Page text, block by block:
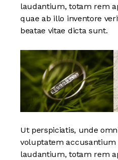
laudantium, totam rem
quae ab illo inventore
beatae vitae dicta sunt.
Ut perspiciatis, unde
voluptatem
laudantium, totam rem